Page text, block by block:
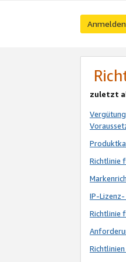
Anmelden
zuletzt
Richtlinie
IP-
Richtlinie